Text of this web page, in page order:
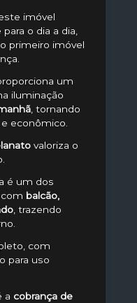
este imóvel
o dia a dia,
primeiro imóvel
um
iluminação
, tornando
econômico.
valoriza o
é um dos
balcão,
, trazendo
com
para uso
a cobrança de